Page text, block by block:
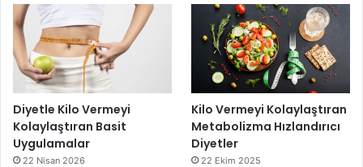
Diyetle Kilo Vermeyi
Kolaylaştıran Basit
Uygulamalar
22 Nisan 2026
Kilo Vermeyi Kolaylaştıran
Metabolizma Hızlandırıcı
Diyetler
22 Ekim 2025